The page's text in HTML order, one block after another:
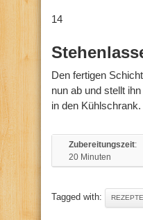
14
Den fertigen
nun ab und stellt
in den Kühlschrank.
Zubereitungszeit:
20 Minuten
Tagged with: REZEPTE